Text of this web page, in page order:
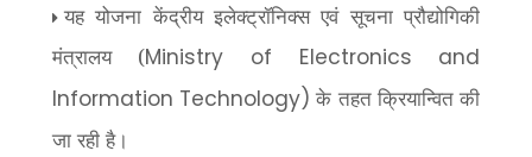
यह योजना केंद्रीय इलेक्ट्रॉनिक्स एवं सूचना प्रौद्योगिकी
मंत्रालय (Ministry of Electronics and
Information Technology)के तहत क्रियान्वित की
जा रही है।